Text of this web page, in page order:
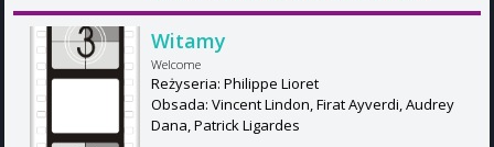
Witamy
Welcome
Reżyseria: Philippe Lioret
Obsada: Vincent Lindon, Firat Ayverdi, Audrey
Dana, Patrick Ligardes